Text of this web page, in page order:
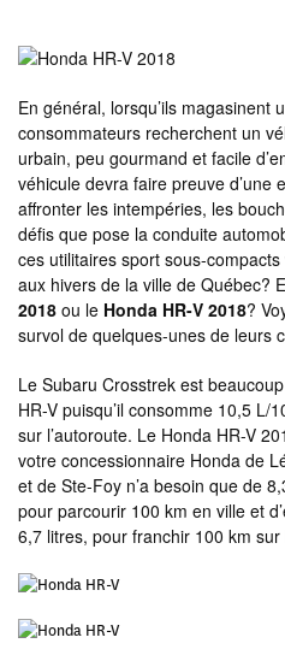
En général, lorsqu’ils magasinent
consommateurs recherchent un
urbain, peu gourmand et facile
véhicule devra faire preuve d’une
affronter les intempéries, les
défis que pose la conduite
ces utilitaires sport sous-
aux hivers de la ville de Québec?
2018 ou le Honda HR-V 2018?
survol de quelques-unes de leurs
Le Subaru Crosstrek est
HR-V puisqu’il consomme 10,5 L/
sur l’autoroute. Le Honda HR-V
votre concessionnaire Honda de
et de Ste-Foy n’a besoin que de
pour parcourir 100 km en ville et
6,7 litres, pour franchir 100 km sur